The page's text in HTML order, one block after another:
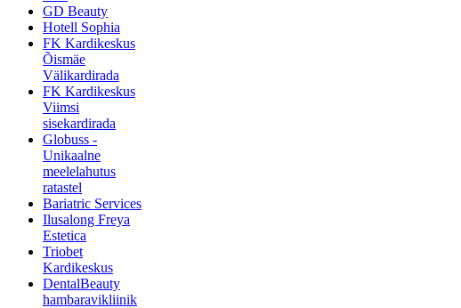
GD Beauty
Hotell Sophia
FK Kardikeskus
Õismäe
Välikardirada
FK Kardikeskus
Viimsi
sisekardirada
Globuss -
Unikaalne
meelelahutus
ratastel
Bariatric Services
Ilusalong Freya
Estetica
Triobet
Kardikeskus
DentalBeauty
hambaravikliinik